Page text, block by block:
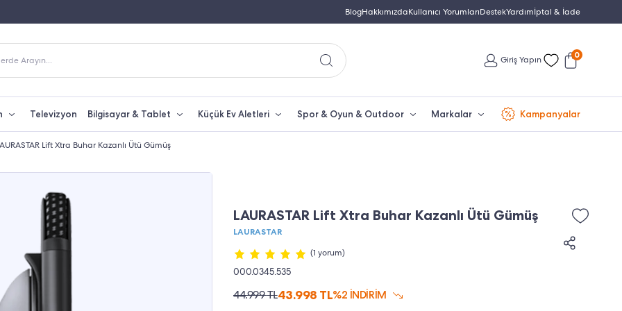
Türkiye'nin En Büyük Beko Yetkili Satıcısı İletişim: 0850 532
BlogHakkımızdaKullanıcı YorumlarıDestekYardımİptal & İade
Arayın... Giriş Yapın 0
Televizyon Bilgisayar & Tablet Küçük Ev Aletleri Spor & Oyun & Outdoor Markalar Kampanyalar
Lift Xtra Buhar Kazanlı Ütü Gümüş
LAURASTAR Lift Xtra Buhar Kazanlı Ütü Gümüş
LAURASTAR
(1 yorum)
000.0345.535
44.999TL43.998 TL%2 İNDİRİM